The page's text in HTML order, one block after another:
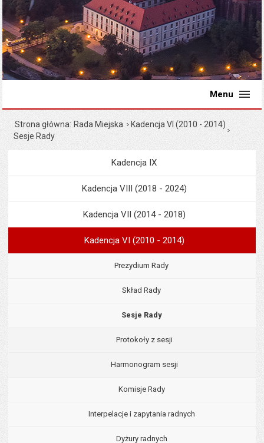
Menu
Strona główna Rada Miejska
Kadencja VI (2010 - 2014)
Sesje Rady
Menu
Kadencja IX
Kadencja VIII (2018 - 2024)
Kadencja VII (2014 - 2018)
Kadencja VI (2010 - 2014)
Prezydium Rady
Skład Rady
Sesje Rady
Protokoły z sesji
Harmonogram sesji
Komisje Rady
Interpelacje i zapytania radnych
Dyżury radnych